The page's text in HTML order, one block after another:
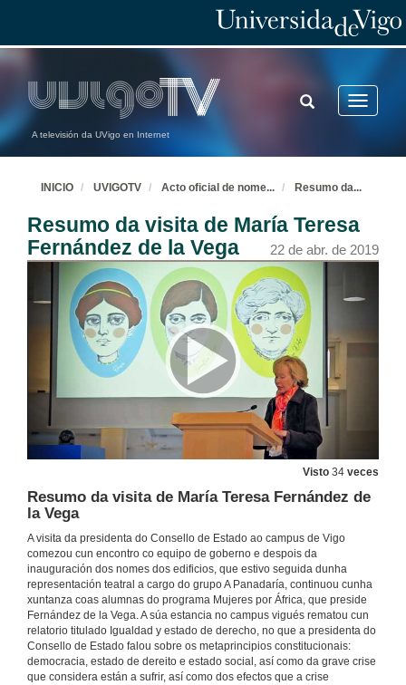
A televisión da UVigo en Internet
Toggle
TOGGLE
SEARCH
INICIO UVIGOTV Acto oficial de nome... Resumo da...
Resumo da visita de María Teresa
Fernández de la Vega
22 de abr. de 2019
Visto 34 veces
Resumo da visita de María Teresa Fernández de
la Vega
A visita da presidenta do Consello de Estado ao campus de Vigo
comezou cun encontro co equipo de goberno e despois da
inauguración dos nomes dos edificios, que estivo seguida dunha
representación teatral a cargo do grupo A Panadaría, continuou cunha
xuntanza coas alumnas do programa Mujeres por África, que preside
Fernández de la Vega. A súa estancia no campus vigués rematou cun
relatorio titulado Igualdad y estado de derecho, no que a presidenta do
Consello de Estado falou sobre os metaprincipios constitucionais:
democracia, estado de dereito e estado social, así como da grave crise
que considera están a sufrir, así como dos efectos que a crise